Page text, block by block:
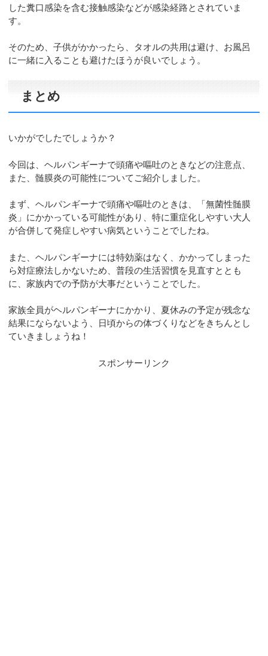
した糞口感染を含む接触感染などが感染経路とされていま
す。
そのため、子供がかかったら、タオルの共用は避け、お風呂
に一緒に入ることも避けたほうが良いでしょう。
まとめ
いかがでしたでしょうか？
今回は、ヘルパンギーナで頭痛や嘔吐のときなどの注意点、
また、髄膜炎の可能性についてご紹介しました。
まず、ヘルパンギーナで頭痛や嘔吐のときは、「無菌性髄膜
炎」にかかっている可能性があり、特に重症化しやすい大人
が合併して発症しやすい病気ということでしたね。
また、ヘルパンギーナには特効薬はなく、かかってしまった
ら対症療法しかないため、普段の生活習慣を見直すととも
に、家族内での予防が大事だということでした。
家族全員がヘルパンギーナにかかり、夏休みの予定が残念な
結果にならないよう、日頃からの体づくりなどをきちんとし
ていきましょうね！
スポンサーリンク